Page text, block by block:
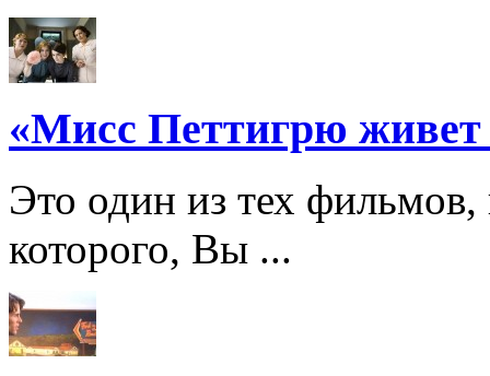
«Мисс Петтигрю
Это один из тех
которого, Вы ...